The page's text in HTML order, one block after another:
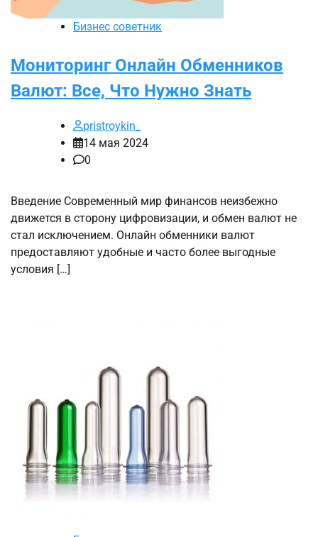
Бизнес советник
Мониторинг Онлайн Обменников
Валют: Все, Что Нужно Знать
pristroykin_
14 мая 2024
0
Введение Современный мир финансов неизбежно
движется в сторону цифровизации, и обмен валют не
стал исключением. Онлайн обменники валют
предоставляют удобные и часто более выгодные
условия […]